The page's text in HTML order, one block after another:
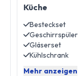
Küche
Besteckset
Geschirrspüler
Gläserset
Kühlschrank
Mehr anzeigen